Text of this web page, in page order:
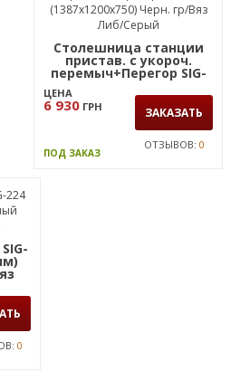
Столешница станции
пристав. с укороч.
перемыч+Перегор SIG-
524 (1387х1200х750)
Черн. гр/Вяз Либ/Серый
ЦЕНА
6 930 ГРН ЗАКАЗАТЬ
ПОД ЗАКАЗ
ОТЗЫВОВ:0
0